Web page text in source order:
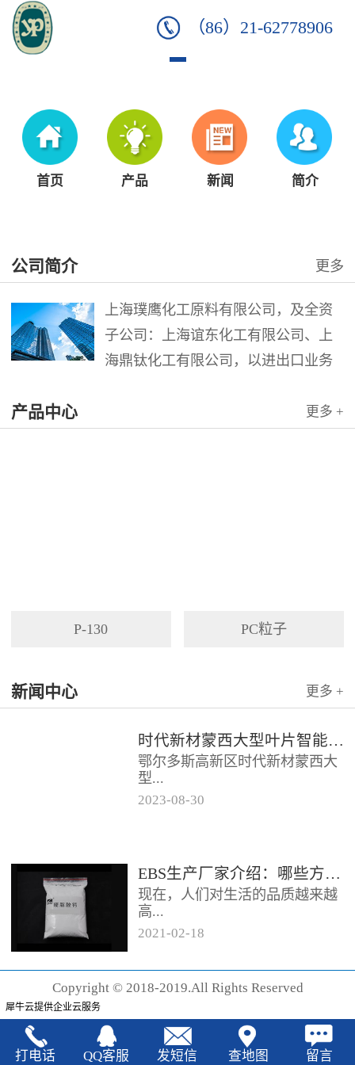
（86）21-62778906
首页 产品 新闻 简介
公司简介 更多
上海璞鹰化工原料有限公司，及全资
子公司：上海谊东化工有限公司、上
海鼎钛化工有限公司，以进出口业务
品。公司以其灵活的市场对策和创造
产品中心 更多 +
P-130 PC粒子
新闻中心 更多 +
时代新材蒙西大型叶片智能制造基地项目开工
鄂尔多斯高新区时代新材蒙西大
型...
分为...
2023-08-30
EBS生产厂家‍介绍：哪些方法可以验证EBS的润滑效果
现在，人们对生活的品质越来越
高...
声也越来越强烈，很多厂家在利
2021-02-18
Copyright © 2018-2019.All Rights Reserved
犀牛云提供企业云服务
打电话 QQ客服 发短信 查地图 留言